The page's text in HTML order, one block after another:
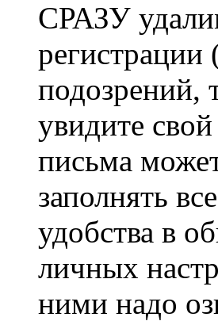
СРАЗУ
подозрений,
увидите
письма
заполнять
удобства в
личных
ними надо